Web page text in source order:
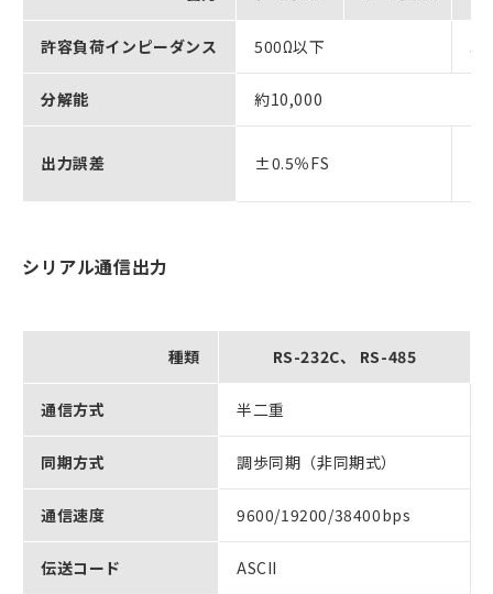
許容負荷インピーダンス 500Ω以下
分解能 約10,000
出力誤差 ±0.5％FS
シリアル通信出力
種類 RS-232C、 RS-485
通信方式 半二重
同期方式 調歩同期（非同期式）
通信速度 9600/19200/38400bps
伝送コード ASCII